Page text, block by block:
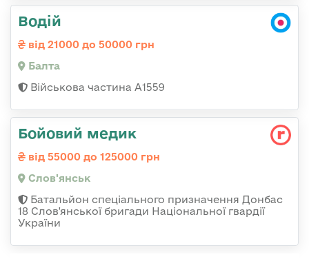
Водій
від 21000 до 50000 грн
Балта
Військова частина А1559
Бойовий медик
від 55000 до 125000 грн
Слов'янськ
Батальйон спеціального призначення Донбас
18 Слов'янської бригади Національної гвардії
України